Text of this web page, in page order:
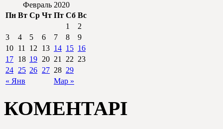
Февраль 2020
Пн Вт Ср Чт Пт Сб Вс
« Янв Мар »
1
2
3
4 5 6 7 8
9
10 11 12 13 14 15 16
17 18 19 20 21 22 23
24 25 26 27 28 29
КОМЕНТАРІ